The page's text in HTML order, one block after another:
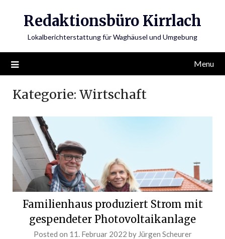
Redaktionsbüro Kirrlach
Lokalberichterstattung für Waghäusel und Umgebung
Menu
Kategorie: Wirtschaft
Familienhaus produziert Strom mit
gespendeter Photovoltaikanlage
Posted on 11. Februar 2022 by Jürgen Scheurer